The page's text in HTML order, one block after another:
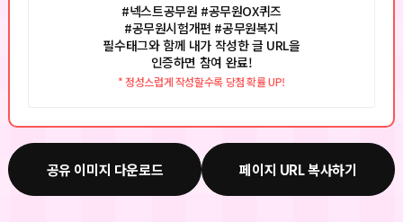
#넥스트공무원 #공무원OX퀴즈
#공무원시험개편 #공무원복지
필수태그와 함께 내가 작성한 글 URL을
인증하면 참여 완료!
* 정성스럽게 작성할수록 당첨 확률 UP!
공유 이미지 다운로드 페이지 URL 복사하기